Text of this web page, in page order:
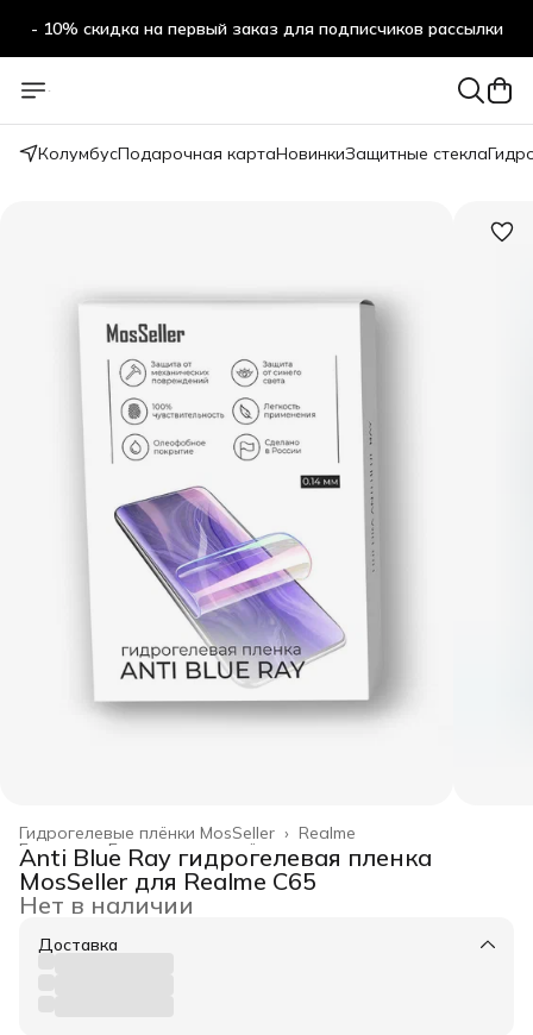
- 10% скидка на первый заказ для подписчиков рассылки
КолумбусПодарочная картаНовинкиЗащитные стекла
Realme
Гидрогелевые плёнки MosSeller ›
Гидрогелевые плёнки ›
Главная ›
Anti Blue Ray гидрогелевая пленка
MosSeller для Realme C65
Нет в наличии
Доставка